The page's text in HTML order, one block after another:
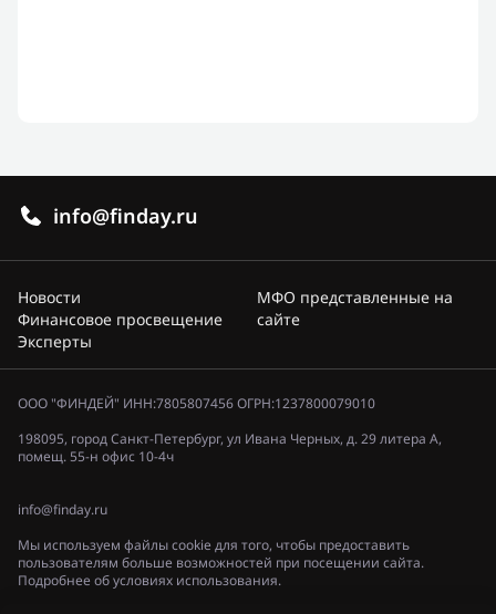
info@finday.ru
Новости
Финансовое просвещение
Эксперты
МФО представленные на
сайте
ООО "ФИНДЕЙ" ИНН:7805807456 ОГРН:1237800079010
198095, город Санкт-Петербург, ул Ивана Черных, д. 29 литера А,
помещ. 55-н офис 10-4ч
info@finday.ru
Мы используем файлы cookie для того, чтобы предоставить
пользователям больше возможностей при посещении сайта.
Подробнее об условиях использования.